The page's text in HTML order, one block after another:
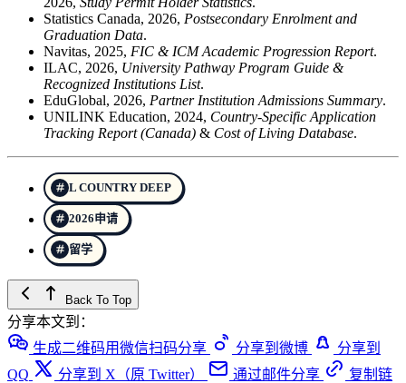
Statistics Canada, 2026, Postsecondary Enrolment and
Graduation Data.
Navitas, 2025, FIC & ICM Academic Progression Report.
ILAC, 2026, University Pathway Program Guide &
Recognized Institutions List.
EduGlobal, 2026, Partner Institution Admissions Summary.
UNILINK Education, 2024, Country-Specific Application
Tracking Report (Canada) & Cost of Living Database.
L COUNTRY DEEP
2026申请
留学
Back To Top
分享本文到：
生成二维码用微信扫码分享
分享到微博
分享到
QQ
分享到 X（原 Twitter） 通过邮件分享
复制链